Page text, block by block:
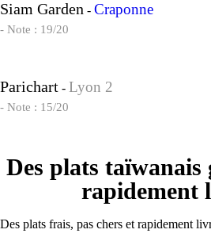
Siam Garden - Craponne
- Note : 19/20
Parichart - Lyon 2
- Note : 15/20
Des plats taïwanais
rapidement
Des plats frais, pas chers et rapidement